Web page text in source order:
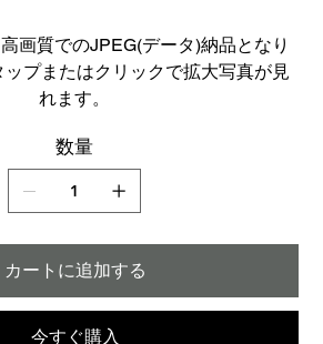
画質でのJPEG(データ)納品となり
プまたはクリックで拡大写真が見
れます。
数量
カートに追加する
今すぐ購入